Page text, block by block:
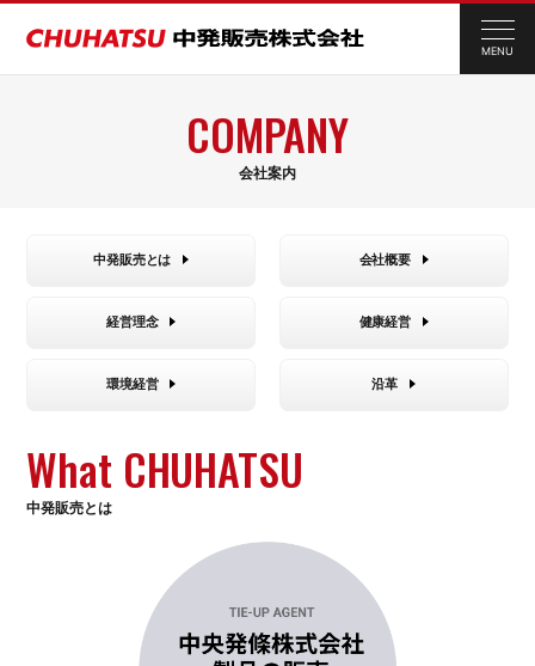
MENU
COMPANY
会社案内
中発販売とは 会社概要
経営理念 健康経営
環境経営 沿革
What CHUHATSU
中発販売とは